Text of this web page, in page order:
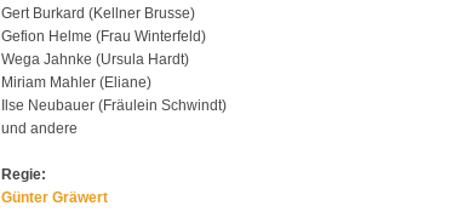
Gert Burkard (Kellner Brusse)
Gefion Helme (Frau Winterfeld)
Wega Jahnke (Ursula Hardt)
Miriam Mahler (Eliane)
Ilse Neubauer (Fräulein Schwindt)
und andere
Regie:
Günter Gräwert